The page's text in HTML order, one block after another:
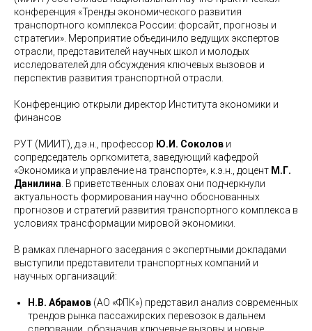
конференция «Тренды экономического развития
транспортного комплекса России: форсайт, прогнозы и
стратегии». Мероприятие объединило ведущих экспертов
отрасли, представителей научных школ и молодых
исследователей для обсуждения ключевых вызовов и
перспектив развития транспортной отрасли.
Конференцию открыли директор Института экономики и
финансов
РУТ (МИИТ), д.э.н., профессор Ю.И. Соколов и
сопредседатель оргкомитета, заведующий кафедрой
«Экономика и управление на транспорте», к.э.н., доцент М.Г.
Данилина . В приветственных словах они подчеркнули
актуальность формирования научно обоснованных
прогнозов и стратегий развития транспортного комплекса в
условиях трансформации мировой экономики.
В рамках пленарного заседания с экспертными докладами
выступили представители транспортных компаний и
научных организаций:
Н.В. Абрамов (АО «ФПК») представил анализ современных
трендов рынка пассажирских перевозок в дальнем
следовании, обозначив ключевые вызовы и новые